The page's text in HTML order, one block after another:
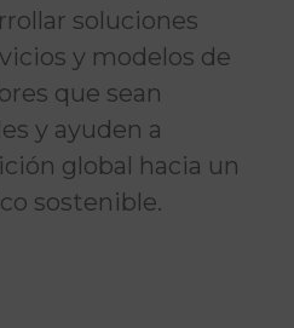
soluciones
y modelos de
que sean
y ayuden a
global hacia un
sostenible.